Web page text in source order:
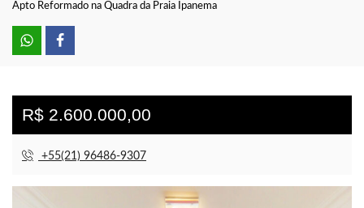
Apto Reformado na Quadra da Praia Ipanema
R$ 2.600.000,00
+55(21) 96486-9307